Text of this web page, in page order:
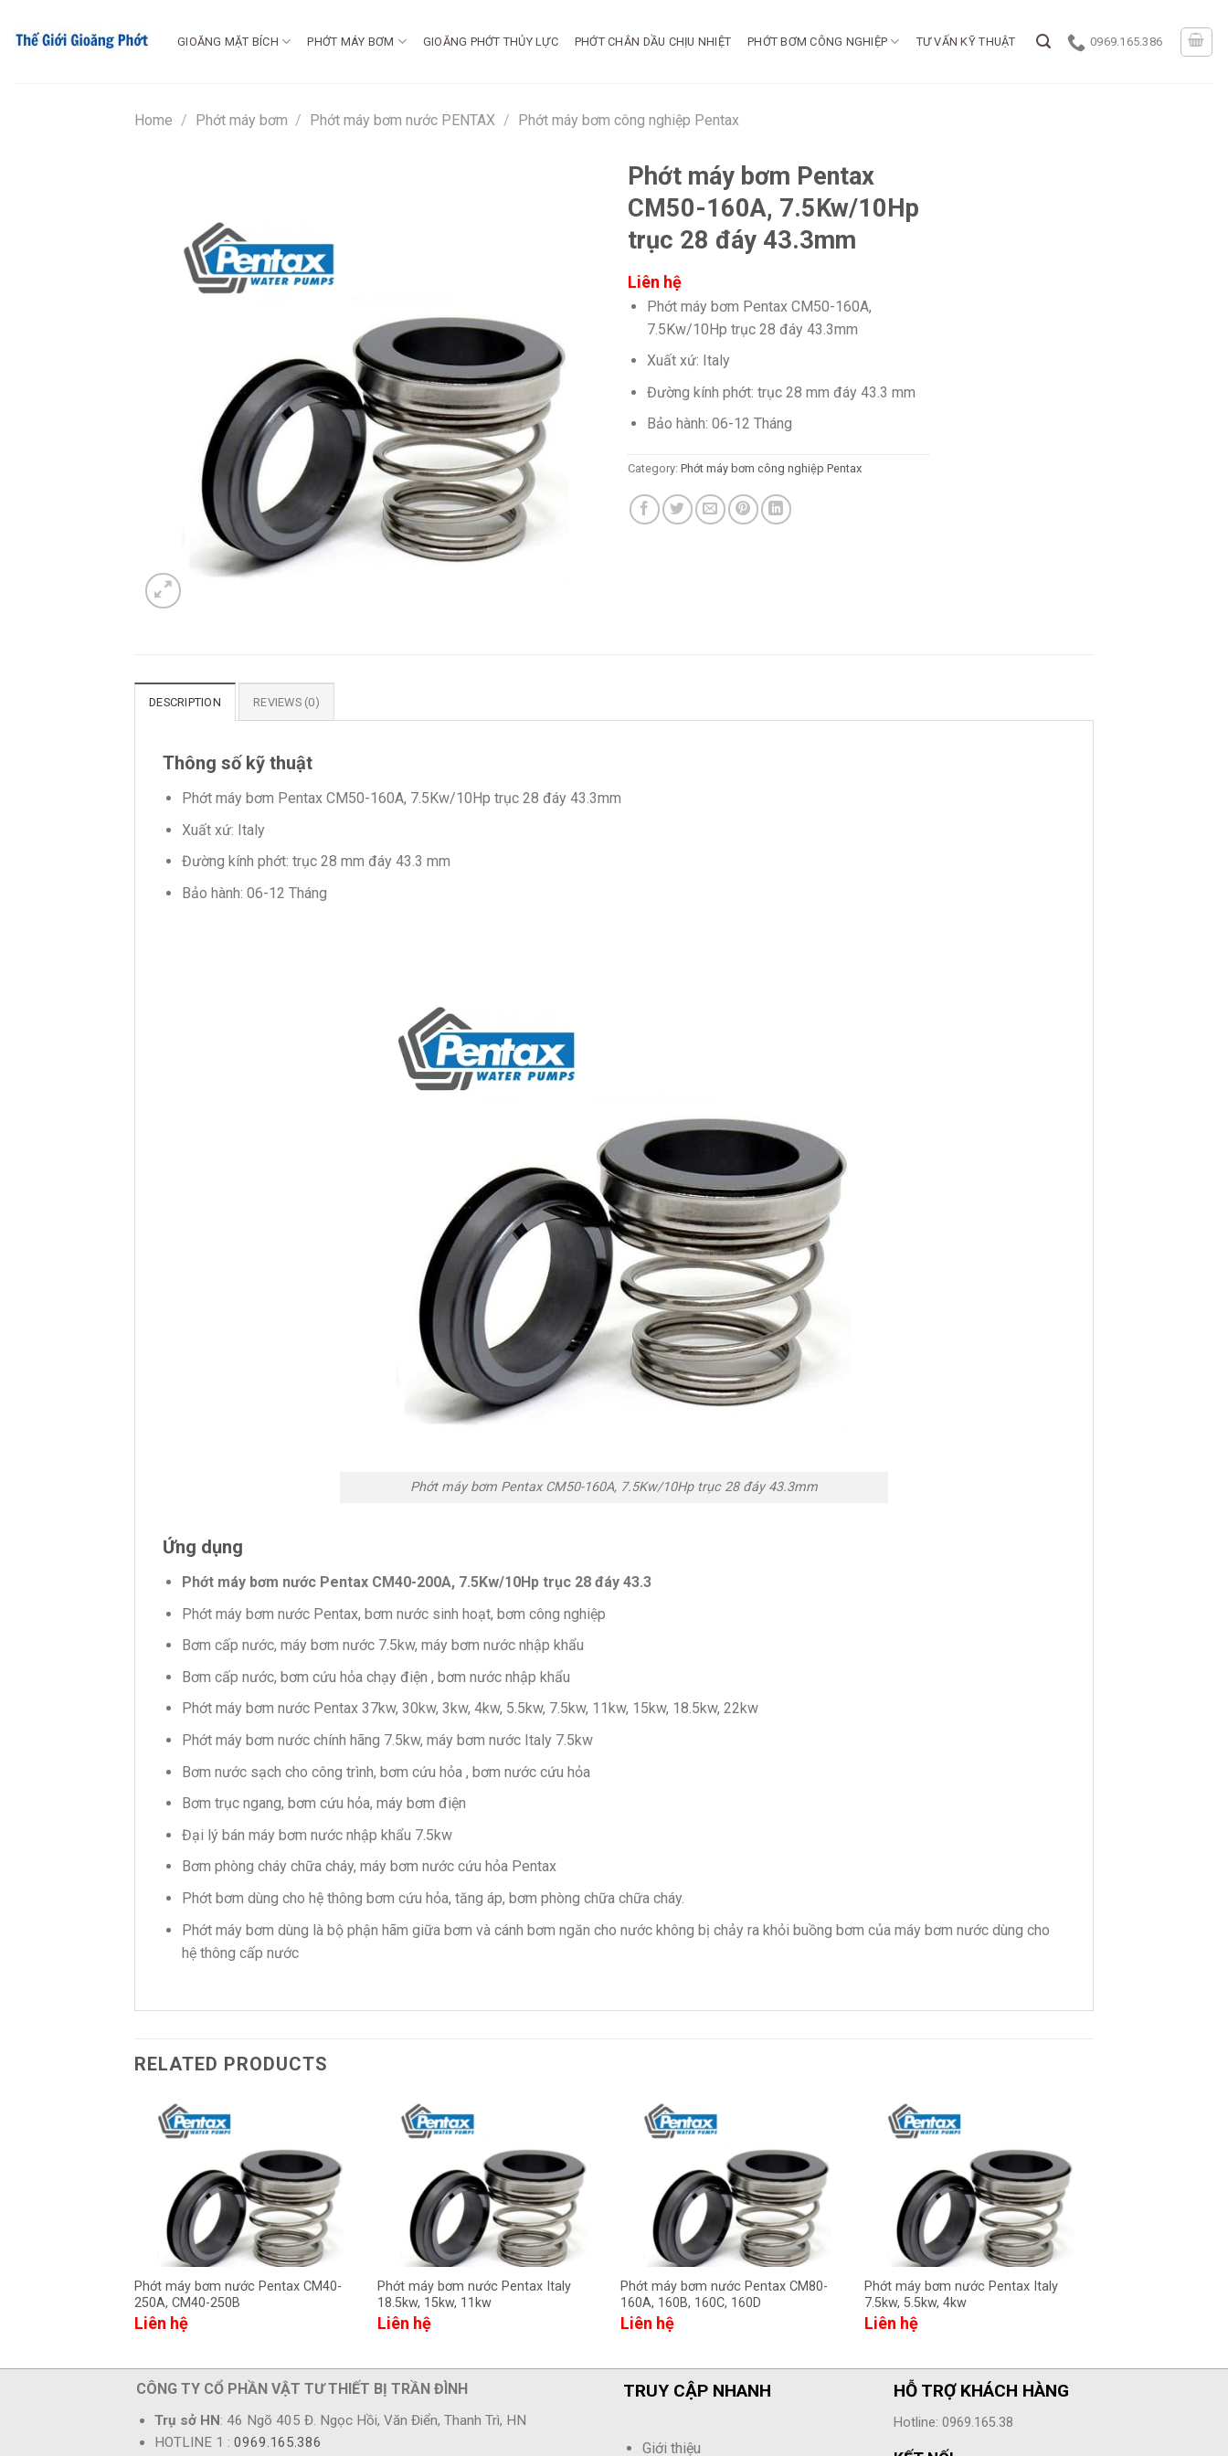
đến
GIOĂNG MẶT BÍCH PHỚT MÁY BƠM GIOĂNG PHỚT THỦY LỰC PHỚT CHẮN DẦU CHỊU NHIỆT PHỚT BƠM CÔNG NGHIỆP TƯ VẤN KỸ THUẬT 0969.165.386
Home / Phớt máy bơm / Phớt máy bơm nước PENTAX / Phớt máy bơm công nghiệp Pentax
Phớt máy bơm Pentax
CM50-160A, 7.5Kw/10Hp
trục 28 đáy 43.3mm
Liên hệ
Phớt máy bơm Pentax CM50-160A,
7.5Kw/10Hp trục 28 đáy 43.3mm
Xuất xứ: Italy
Đường kính phớt: trục 28 mm đáy 43.3 mm
Bảo hành: 06-12 Tháng
Category: Phớt máy bơm công nghiệp Pentax
DESCRIPTION REVIEWS (0)
Thông số kỹ thuật
Phớt máy bơm Pentax CM50-160A, 7.5Kw/10Hp trục 28 đáy 43.3mm
Xuất xứ: Italy
Đường kính phớt: trục 28 mm đáy 43.3 mm
Bảo hành: 06-12 Tháng
Phớt máy bơm Pentax CM50-160A, 7.5Kw/10Hp trục 28 đáy 43.3mm
Ứng dụng
Phớt máy bơm nước Pentax CM40-200A, 7.5Kw/10Hp trục 28 đáy 43.3
Phớt máy bơm nước Pentax, bơm nước sinh hoạt, bơm công nghiệp
Bơm cấp nước, máy bơm nước 7.5kw, máy bơm nước nhập khẩu
Bơm cấp nước, bơm cứu hỏa chạy điện , bơm nước nhập khẩu
Phớt máy bơm nước Pentax 37kw, 30kw, 3kw, 4kw, 5.5kw, 7.5kw, 11kw, 15kw, 18.5kw, 22kw
Phớt máy bơm nước chính hãng 7.5kw, máy bơm nước Italy 7.5kw
Bơm nước sạch cho công trình, bơm cứu hỏa , bơm nước cứu hỏa
Bơm trục ngang, bơm cứu hỏa, máy bơm điện
Đại lý bán máy bơm nước nhập khẩu 7.5kw
Bơm phòng cháy chữa cháy, máy bơm nước cứu hỏa Pentax
Phớt bơm dùng cho hệ thông bơm cứu hỏa, tăng áp, bơm phòng chữa chữa cháy.
Phớt máy bơm dùng là bộ phận hãm giữa bơm và cánh bơm ngăn cho nước không bị chảy ra khỏi buồng bơm của máy bơm nước dùng cho
hệ thông cấp nước
RELATED PRODUCTS
Phớt máy bơm nước Pentax CM40-
250A, CM40-250B
Liên hệ
Phớt máy bơm nước Pentax Italy
18.5kw, 15kw, 11kw
Liên hệ
Phớt máy bơm nước Pentax CM80-
160A, 160B, 160C, 160D
Liên hệ
Phớt máy bơm nước Pentax Italy
7.5kw, 5.5kw, 4kw
Liên hệ
CÔNG TY CỔ PHẦN VẬT TƯ THIẾT BỊ TRẦN ĐÌNH
Trụ sở HN : 46 Ngõ 405 Đ. Ngọc Hồi, Văn Điển, Thanh Trì, HN
HOTLINE 1 :0969.165.386
TRUY CẬP NHANH
Giới thiệu
HỖ TRỢ KHÁCH HÀNG
Hotline: 0969.165.38